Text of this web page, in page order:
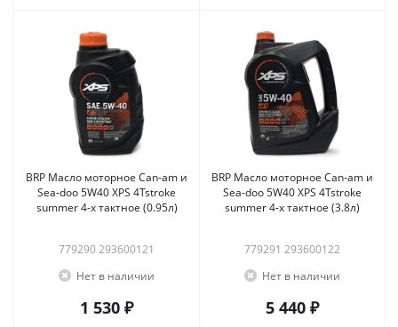
BRP Масло моторное Сan-am и
Sea-doo 5W40 XPS 4Tstroke
summer 4-х тактное (0.95л)
779290 293600121
Нет в наличии
1 530 ₽
BRP Масло моторное Сan-am и
Sea-doo 5W40 XPS 4Tstroke
summer 4-х тактное (3.8л)
779291 293600122
Нет в наличии
5 440 ₽